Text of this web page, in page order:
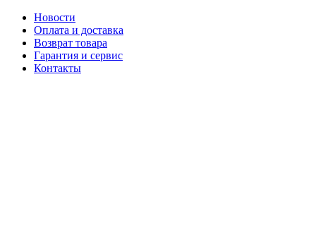
Новости
Оплата и доставка
Возврат товара
Гарантия и сервис
Контакты